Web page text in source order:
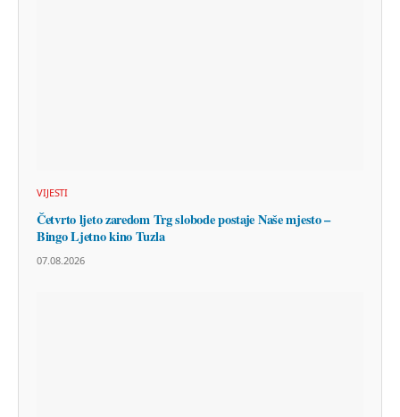
VIJESTI
Četvrto ljeto zaredom Trg slobode postaje Naše mjesto –
Bingo Ljetno kino Tuzla
07.08.2026